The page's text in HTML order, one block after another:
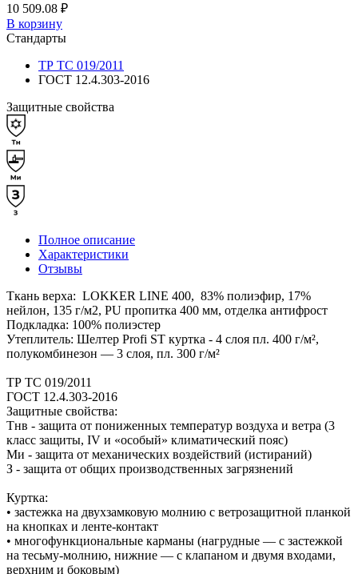
10 509.08 ₽
В корзину
Стандарты
ТР ТС 019/2011
ГОСТ 12.4.303-2016
Защитные свойства
Полное описание
Характеристики
Отзывы
Ткань верха: LOKKER LINE 400, 83% полиэфир, 17%
нейлон, 135 г/м2, PU пропитка 400 мм, отделка антифрост
Подкладка: 100% полиэстер
Утеплитель: Шелтер Profi ST куртка - 4 слоя пл. 400 г/м²,
полукомбинезон — 3 слоя, пл. 300 г/м²
ТР ТС 019/2011
ГОСТ 12.4.303-2016
Защитные свойства:
Тнв - защита от пониженных температур воздуха и ветра (3
класс защиты, IV и «особый» климатический пояс)
Ми - защита от механических воздействий (истираний)
З - защита от общих производственных загрязнений
Куртка:
• застежка на двухзамковую молнию с ветрозащитной планкой
на кнопках и ленте-контакт
• многофункциональные карманы (нагрудные — с застежкой
на тесьму-молнию, нижние — с клапаном и двумя входами,
верхним и боковым)